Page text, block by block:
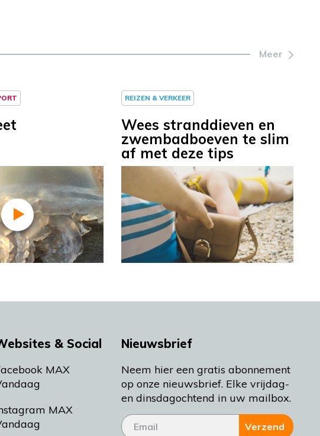
Meer
REIZEN & VERKEER
Wees stranddieven en
zwembadboeven te slim
af met deze tips
& Social
MAX
MAX
Nieuwsbrief
Neem hier een gratis abonnement
op onze nieuwsbrief. Elke vrijdag-
en dinsdagochtend in uw mailbox.
Verzend